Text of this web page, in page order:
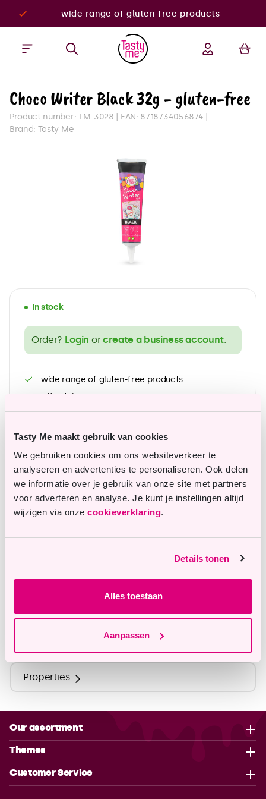
Tasty Me maakt gebruik van cookies
We gebruiken cookies om ons websiteverkeer te
analyseren en advertenties te personaliseren. Ook delen
we informatie over je gebruik van onze site met partners
voor adverteren en analyse. Je kunt je instellingen altijd
wijzigen via onze cookieverklaring.
Details tonen
Alles toestaan
Aanpassen
wide range of gluten-free products
Choco Writer Black 32g - gluten-free
Product number: TM-3028 EAN: 8718734056874
Brand: Tasty Me
In stock
Order? Login orcreate a business account.
wide range of gluten-free products
Affordable top quality
Questions or remarks?
Our customer service is happy to assist you.
info@tastyme.nl
Nutritional Values
Properties
Our assortment
Themes
Customer Service